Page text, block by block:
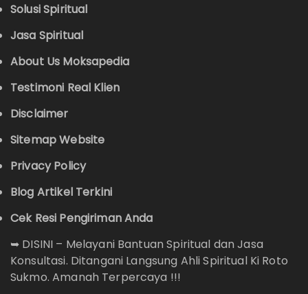
Solusi Spiritual
Jasa Spiritual
About Us Moksapedia
Testimoni Real Klien
Disclaimer
Sitemap Website
Privacy Policy
Blog Artikel Terkini
Cek Resi Pengiriman Anda
➥ DISINI – Melayani Bantuan Spiritual dan Jasa
Konsultasi. Ditangani Langsung Ahli Spiritual Ki Roto
Sukmo. Amanah Terpercaya !!!